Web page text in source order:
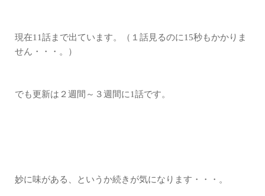
現在11話まで出ています。（１話見るのに15秒もかかりま
せん・・・。）
でも更新は２週間～３週間に1話です。
妙に味がある、というか続きが気になります・・・。